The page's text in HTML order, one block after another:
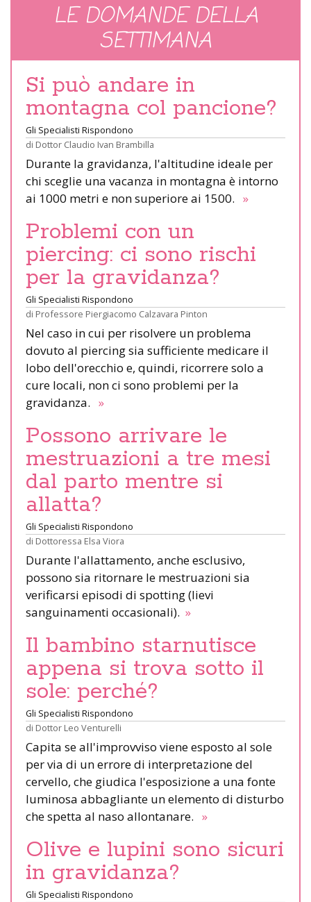
LE DOMANDE DELLA
SETTIMANA
Si può andare in
montagna col pancione?
Gli Specialisti Rispondono
di Dottor Claudio Ivan Brambilla
Durante la gravidanza, l'altitudine ideale per
chi sceglie una vacanza in montagna è intorno
ai 1000 metri e non superiore ai 1500. »
Problemi con un
piercing: ci sono rischi
per la gravidanza?
Gli Specialisti Rispondono
di Professore Piergiacomo Calzavara Pinton
Nel caso in cui per risolvere un problema
dovuto al piercing sia sufficiente medicare il
lobo dell'orecchio e, quindi, ricorrere solo a
cure locali, non ci sono problemi per la
gravidanza. »
Possono arrivare le
mestruazioni a tre mesi
dal parto mentre si
allatta?
Gli Specialisti Rispondono
di Dottoressa Elsa Viora
Durante l'allattamento, anche esclusivo,
possono sia ritornare le mestruazioni sia
verificarsi episodi di spotting (lievi
sanguinamenti occasionali). »
Il bambino starnutisce
appena si trova sotto il
sole: perché?
Gli Specialisti Rispondono
di Dottor Leo Venturelli
Capita se all'improvviso viene esposto al sole
per via di un errore di interpretazione del
cervello, che giudica l'esposizione a una fonte
luminosa abbagliante un elemento di disturbo
che spetta al naso allontanare. »
Olive e lupini sono sicuri
in gravidanza?
Gli Specialisti Rispondono